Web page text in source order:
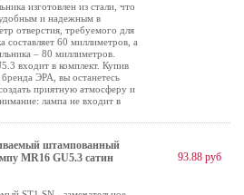
изготовлен из стали, что
и надежным в
отверстия, требуемого для
составляет 60 миллиметров, а
– 80 миллиметров.
входит в комплект. Купив
ЭРА, вы останетесь
приятную атмосферу и
лампа не входит в
штампованный
MR16 GU5.3 сатин
93.88 руб